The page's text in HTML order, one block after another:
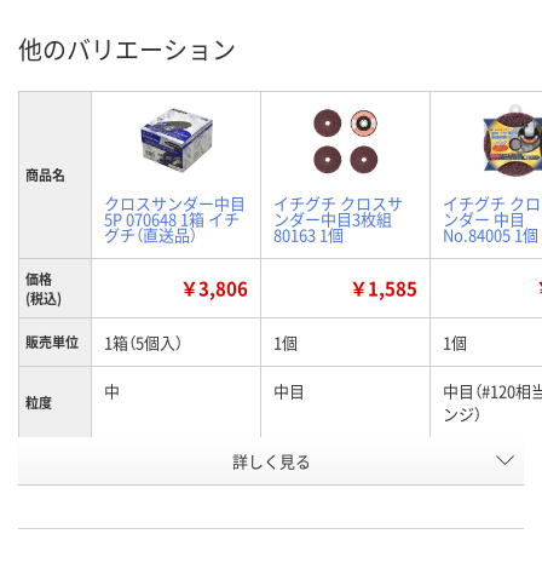
他のバリエーション
商品名
クロスサンダー中目
5P 070648 1箱 イチ
グチ（直送品）
イチグチ クロスサ
ンダー中目3枚組
80163 1個
イチグチ ク
ンダー 中目
No.84005 1個
価格
(税込)
￥3,806 ￥1,585
販売単位 1箱（5個入） 1個 1個
粒度 中 中目
中目（#120相
ンジ）
EP44463 U583388
詳しく見る